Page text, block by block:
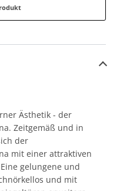
Ästhetik - der
Zeitgemäß und in
der
mit einer attraktiven
gelungene und
und mit